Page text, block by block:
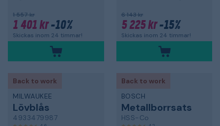
1 557 kr
1 401 kr-10%
Skickas inom 24 timmar!
6 143 kr
5 225 kr-15%
Skickas inom 24 timmar!
Back to work
MILWAUKEE
Lövblås
4933479987
Back to work
BOSCH
Metallborrsats
HSS-Co